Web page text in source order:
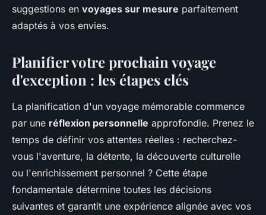
suggestions en voyages sur mesure parfaitement
adaptés à vos envies.
Planifier votre prochain voyage
d'exception : les étapes clés
La planification d'un voyage mémorable commence
par une réflexion personnelle approfondie. Prenez le
temps de définir vos attentes réelles : recherchez-
vous l'aventure, la détente, la découverte culturelle
ou l'enrichissement personnel ? Cette étape
fondamentale détermine toutes les décisions
suivantes et garantit une expérience alignée avec vos